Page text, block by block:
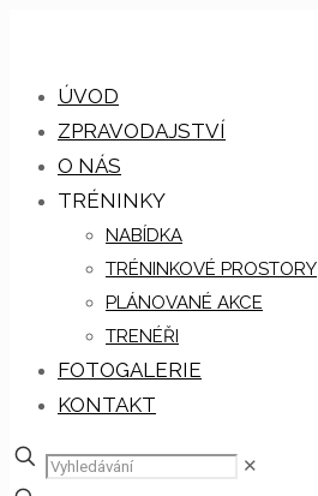
ÚVOD
ZPRAVODAJSTVÍ
O NÁS
TRÉNINKY
NABÍDKA
TRÉNINKOVÉ PROSTORY
PLÁNOVANÉ AKCE
TRENÉŘI
FOTOGALERIE
KONTAKT
✕